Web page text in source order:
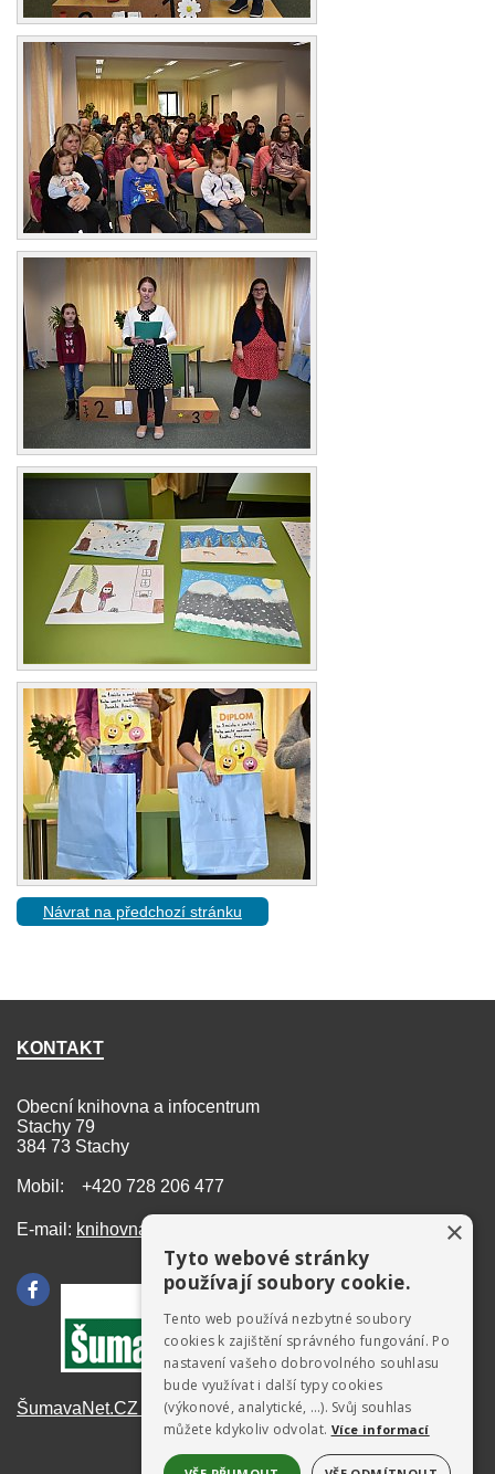
Návrat na předchozí stránku
KONTAKT
Obecní knihovna a infocentrum
Stachy 79
384 73 Stachy
Mobil: +420 728 206 477
E-mail: knihovna@stachy.net
ŠumavaNet.CZ - informace o regionu
×
Tyto webové stránky
používají soubory cookie.
Tento web používá nezbytné soubory
cookies k zajištění správného fungování. Po
nastavení vašeho dobrovolného souhlasu
bude využívat i další typy cookies
(výkonové, analytické, …). Svůj souhlas
můžete kdykoliv odvolat. Více informací